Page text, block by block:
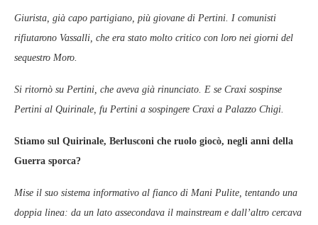
Giurista, già capo partigiano, più giovane di Pertini. I comunisti
rifiutarono Vassalli, che era stato molto critico con loro nei giorni del
sequestro Moro.
Si ritornò su Pertini, che aveva già rinunciato. E se Craxi sospinse
Pertini al Quirinale, fu Pertini a sospingere Craxi a Palazzo Chigi.
Stiamo sul Quirinale, Berlusconi che ruolo giocò, negli anni della
Guerra sporca?
Mise il suo sistema informativo al fianco di Mani Pulite, tentando una
doppia linea: da un lato assecondava il mainstream e dall’altro cercava